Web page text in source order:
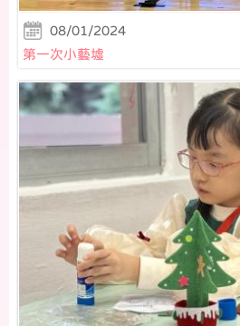
08/01/2024
第一次小藝墟